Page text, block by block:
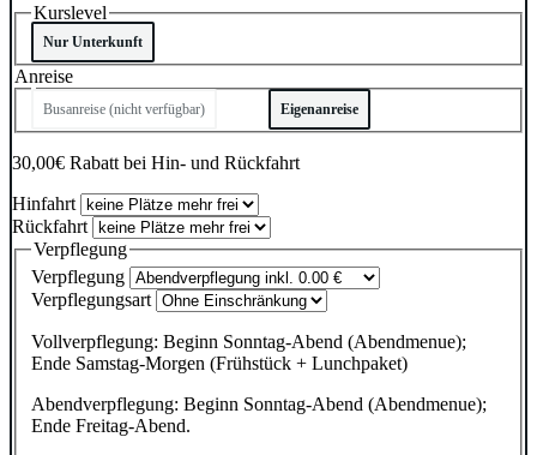
Kurslevel
Nur Unterkunft
Anreise
Anreiseart
Busanreise (nicht verfügbar) Eigenanreise
30,00€ Rabatt bei Hin- und Rückfahrt
Hinfahrt
Rückfahrt
Verpflegung
Verpflegung
Verpflegungsart
Vollverpflegung: Beginn Sonntag-Abend (Abendmenue);
Ende Samstag-Morgen (Frühstück + Lunchpaket)
Abendverpflegung: Beginn Sonntag-Abend (Abendmenue);
Ende Freitag-Abend.